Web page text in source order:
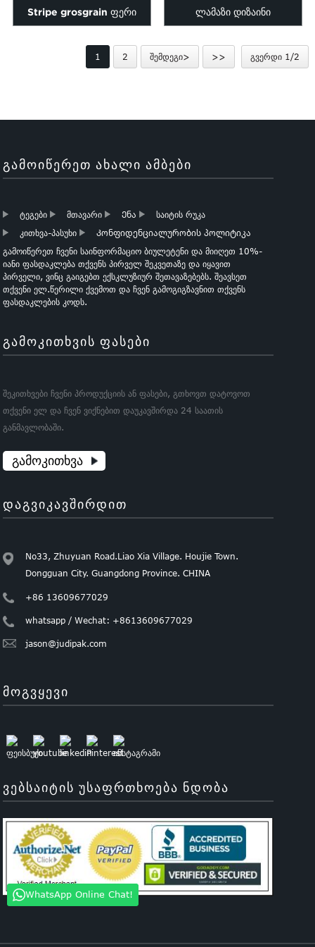
Stripe grosgrain ფერი
cus ...
ლამაზი დიზაინი
პირდაპირი მიყიდვის
1 2 შემდეგი> >> გვერდი 1/2
ᲒᲐᲛᲝᲘᲬᲔᲠᲔᲗ ᲐᲮᲐᲚᲘ ᲐᲛᲑᲔᲑᲘ
ტეგები მთავარი Ენა
საიტის რუკა
კითხვა-პასუხი
Კონფიდენციალურობის პოლიტიკა
გამოიწერეთ ჩვენი საინფორმაციო ბიულეტენი და მიიღეთ 10%-
იანი ფასდაკლება თქვენს პირველ შეკვეთაზე და იყავით
პირველი, ვინც გაიგებთ ექსკლუზიურ შეთავაზებებს. შეავსეთ
თქვენი ელ.წერილი ქვემოთ და ჩვენ გამოგიგზავნით თქვენს
ფასდაკლების კოდს.
ᲒᲐᲛᲝᲙᲘᲗᲮᲕᲘᲡ ᲤᲐᲡᲔᲑᲘ
შეკითხვები ჩვენი პროდუქციის ან ფასები, გთხოვთ დატოვოთ
თქვენი ელ და ჩვენ ვიქნებით დაუკავშირდა 24 საათის
განმავლობაში.
ᲒᲐᲛᲝᲙᲘᲗᲮᲕᲐ
ᲓᲐᲒᲕᲘᲙᲐᲕᲨᲘᲠᲓᲘᲗ
No33, Zhuyuan Road.Liao Xia Village. Houjie Town.
Dongguan City. Guangdong Province. CHINA
+86 13609677029
whatsapp / Wechat: +8613609677029
jason@judipak.com
ᲛᲝᲒᲕᲧᲔᲕᲘ
ᲕᲔᲑᲡᲐᲘᲢᲘᲡ ᲣᲡᲐᲤᲠᲗᲮᲝᲔᲑᲐ ᲜᲓᲝᲑᲐ
WhatsApp Online Chat!